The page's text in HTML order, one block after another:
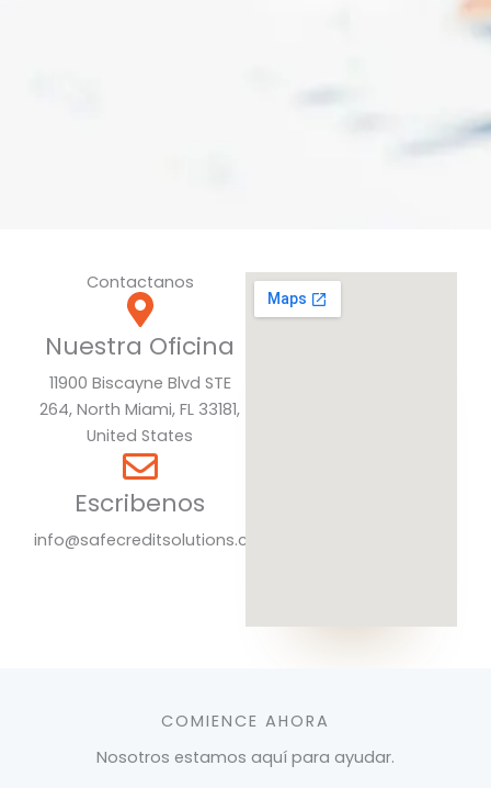
Contactanos
Nuestra Oficina
11900 Biscayne Blvd STE
264, North Miami, FL 33181,
United States
Escribenos
info@safecreditsolutions.com
COMIENCE AHORA
Nosotros estamos aquí para ayudar.